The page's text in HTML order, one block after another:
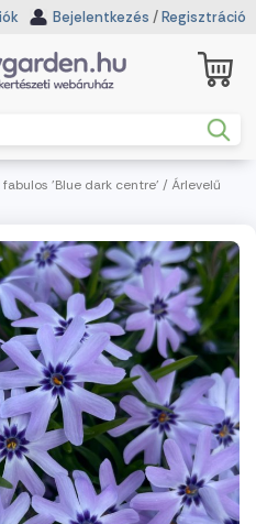
Bejelentkezés /Regisztráció
'Blue dark centre' / Árlevelű